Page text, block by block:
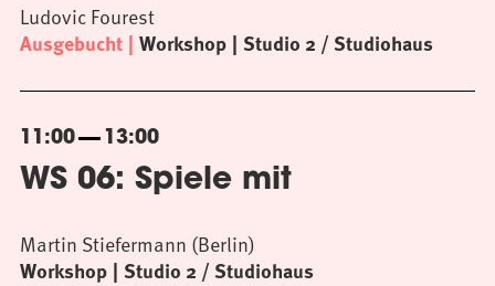
Ausgebucht Workshop Studio 2 / Studiohaus
Ludovic Fourest
11:00 13:00
WS 06: Spiele mit
Workshop Studio 2 / Studiohaus
Martin Stiefermann (Berlin)